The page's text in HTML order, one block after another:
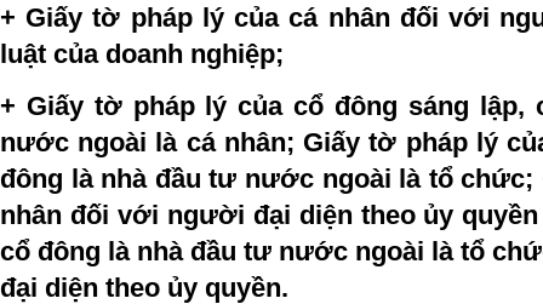
+ Giấy tờ pháp lý của cá nhân đối với
luật của doanh nghiệp;
+ Giấy tờ pháp lý của cổ đông sáng lập,
nước ngoài là cá nhân; Giấy tờ pháp lý
đông là nhà đầu tư nước ngoài là tổ chức;
nhân đối với người đại diện theo ủy
cổ đông là nhà đầu tư nước ngoài là tổ
đại diện theo ủy quyền.